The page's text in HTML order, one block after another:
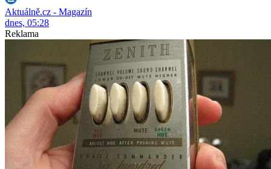
Aktuálně.cz - Magazín
dnes, 05:28
Reklama